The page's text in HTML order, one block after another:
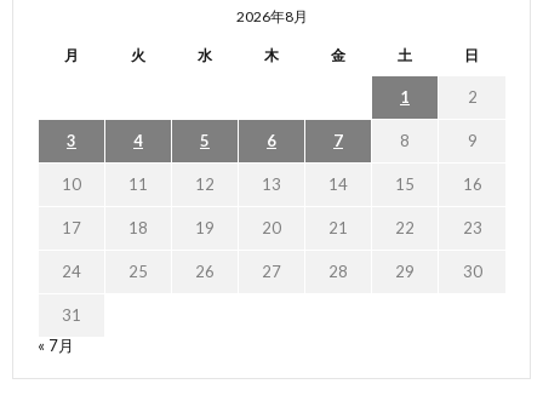
2026年8月
月 火 水 木 金 土 日
1 2
3 4 5 6 7 8 9
10 11 12 13 14 15 16
17 18 19 20 21 22 23
24 25 26 27 28 29 30
31
« 7月